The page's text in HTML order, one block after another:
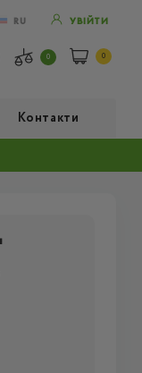
RU УВІЙТИ
0 0
Контакти